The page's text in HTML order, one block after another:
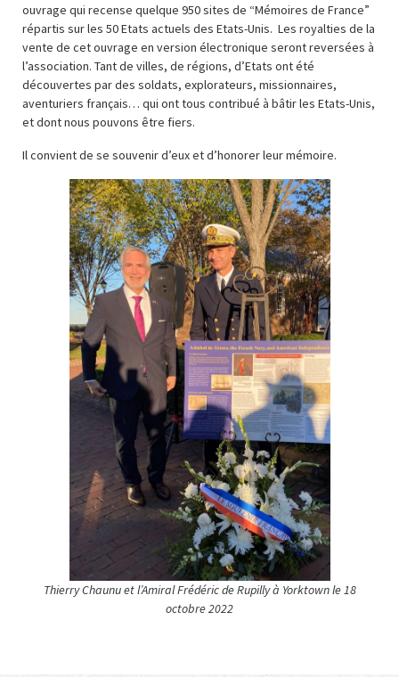
ouvrage qui recense quelque 950 sites de “Mémoires de France”
répartis sur les 50 Etats actuels des Etats-Unis. Les royalties de la
vente de cet ouvrage en version électronique seront reversées à
l’association. Tant de villes, de régions, d’Etats ont été
découvertes par des soldats, explorateurs, missionnaires,
aventuriers français… qui ont tous contribué à bâtir les Etats-Unis,
et dont nous pouvons être fiers.
Il convient de se souvenir d’eux et d’honorer leur mémoire.
Thierry Chaunu et l’Amiral Frédéric de Rupilly à Yorktown le 18
octobre 2022